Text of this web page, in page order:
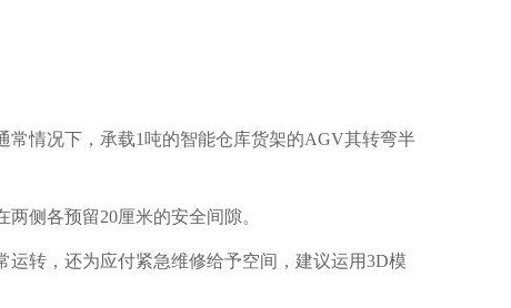
常情况下，承载1吨的智能仓库货架的AGV其转弯半
侧各预留20厘米的安全间隙。
转，还为应付紧急维修给予空间，建议运用3D模